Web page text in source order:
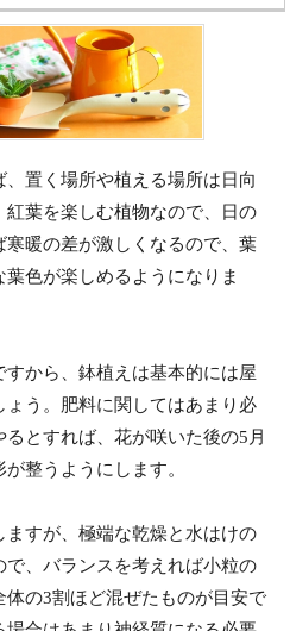
置く場所や植える場所は日向
葉を楽しむ植物なので、日の
暖の差が激しくなるので、葉
色が楽しめるようになりま
から、鉢植えは基本的には屋
う。肥料に関してはあまり必
とすれば、花が咲いた後の5月
整うようにします。
すが、極端な乾燥と水はけの
、バランスを考えれば小粒の
の3割ほど混ぜたものが目安で